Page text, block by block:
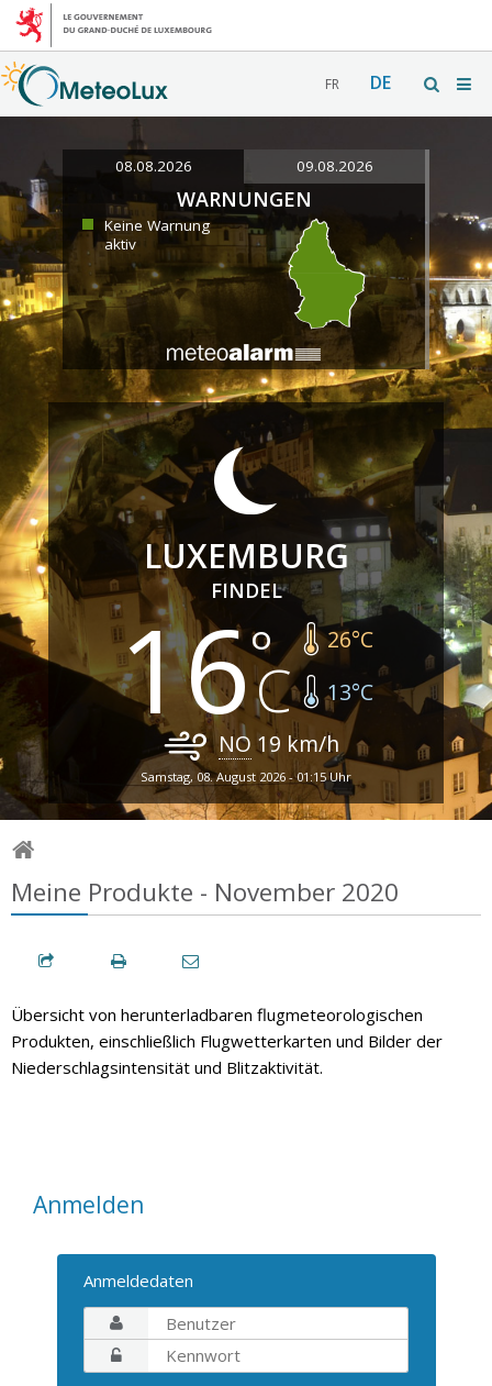
FR DE
08.08.2026 09.08.2026
WARNUNGEN
Keine Warnung
aktiv
LUXEMBURG
FINDEL
16 26°C
13°C
NO 19 km/h
Samstag, 08. August 2026 - 01:15 Uhr
Meine Produkte - November 2020
Übersicht von herunterladbaren flugmeteorologischen
Produkten, einschließlich Flugwetterkarten und Bilder der
Niederschlagsintensität und Blitzaktivität.
Anmelden
Anmeldedaten